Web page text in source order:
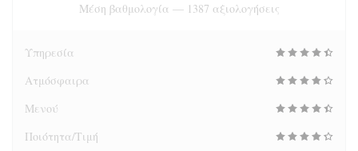
Μέση βαθμολογία — 1387 αξιολογήσεις
Υπηρεσία
Ατμόσφαιρα
Μενού
Ποιότητα/Τιμή